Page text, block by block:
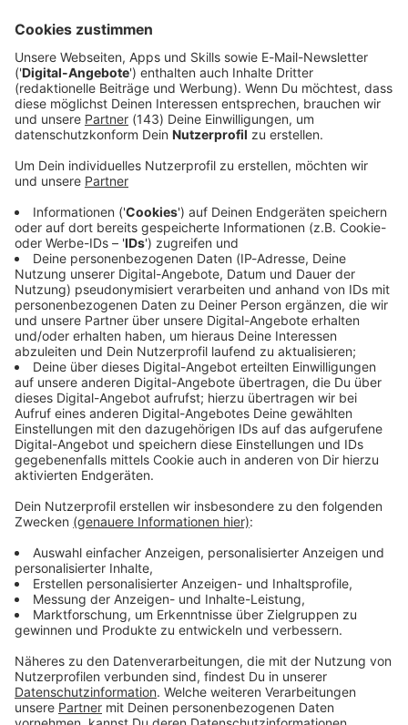
Keep on rocking!
Verpass' nichts mehr mit unserem kostenlosen ROCK
ANTENNE Rock-Newsletter. Ob Musiknews,
Interviews, Quizspaß oder unsere neuesten Aktionen -
wir informieren dich.
Zum Newsletter anmelden